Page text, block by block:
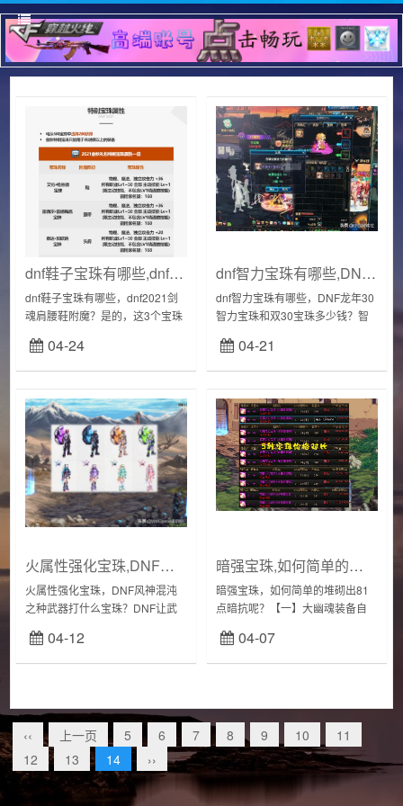
dnf鞋子宝珠有哪些,dnf2021剑魂肩腰鞋附魔
dnf鞋子宝珠有哪些，dnf2021剑
魂肩腰鞋附魔？是的，这3个宝珠
在春节套和国庆套里面才会出现
DNF玩家推测春节礼包？谢谢邀
04-24
dnf智力宝珠有哪些,DNF龙年30智力宝珠和双30宝珠多少钱
dnf智力宝珠有哪些，DNF龙年30
智力宝珠和双30宝珠多少钱？智
300w到450w双:有押金600w到
800w,没有45...
04-21
火属性强化宝珠,DNF风神混沌之种武器打什么宝珠
火属性强化宝珠，DNF风神混沌
之种武器打什么宝珠？DNF让武
用药剂的方法。药剂使用火蜥蜴
药剂，可以让武器暂时变为火属
04-12
暗强宝珠,如何简单的堆砌出81点暗抗呢
暗强宝珠，如何简单的堆砌出81
点暗抗呢？【一】大幽魂装备自
抗，一件大幽魂神话装备自带10
点暗抗，所以，不同的大幽魂搭
04-07
‹‹ 上一页 5 6 7 8 9 10
11
12
13 14 ››